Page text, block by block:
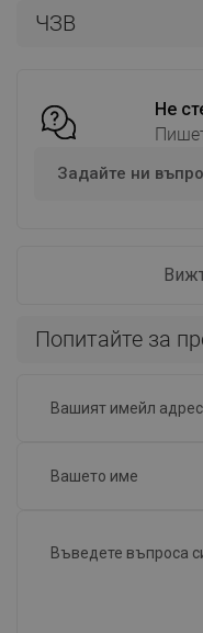
ЧЗВ
Не
Задайте ни
Попитайте за
Наличност:
favorite_border
Сравнете